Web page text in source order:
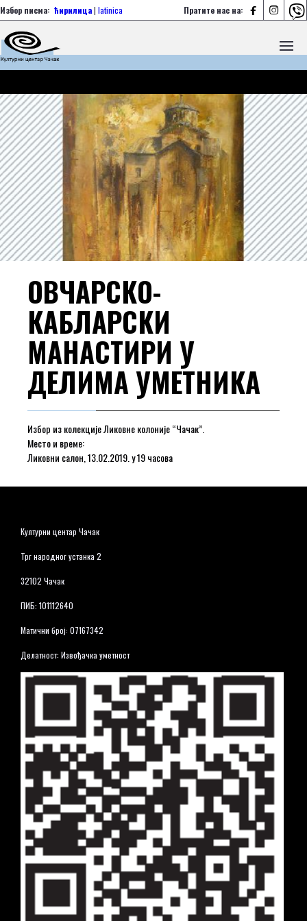
Пратите нас на:   
Избор писма: ћирилица| latinica
ОВЧАРСКО-
КАБЛАРСКИ
МАНАСТИРИ У
ДЕЛИМА УМЕТНИКА
Избор из колекције Ликовне колоније “Чачак”.
Место и време:
Ликовни салон, 13.02.2019. у 19 часова
Културни центар Чачак
Трг народног устанка 2
32102 Чачак
ПИБ: 101112640
Матични број: 07167342
Делатност: Извођачка уметност